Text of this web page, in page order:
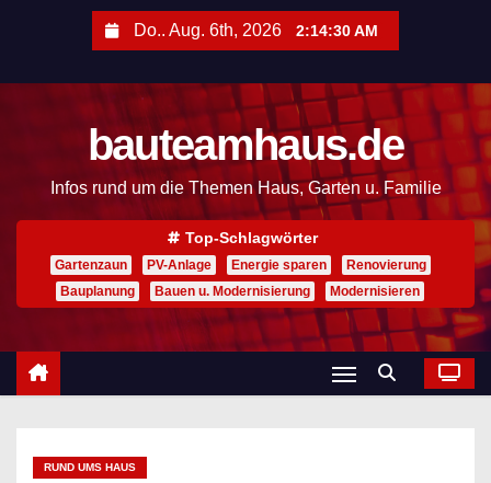
r
Do.. Aug. 6th, 2026 2:14:32 AM
bauteamhaus.de
Infos rund um die Themen Haus, Garten u. Familie
Top-Schlagwörter
Gartenzaun PV-Anlage Energie sparen
Renovierung
Bauplanung
Bauen u. Modernisierung Modernisieren
RUND UMS HAUS